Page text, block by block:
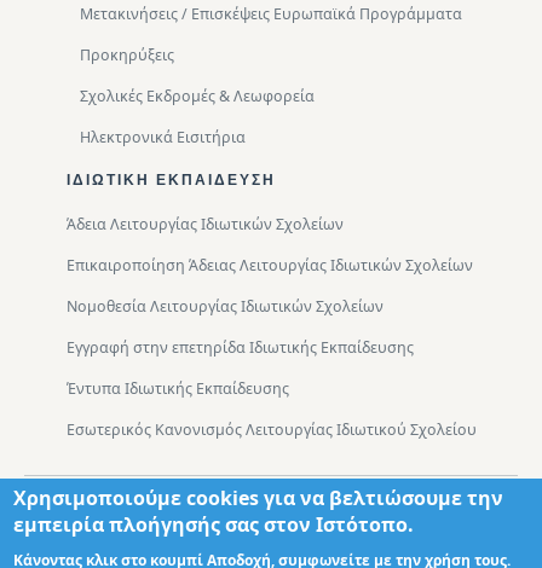
Μετακινήσεις / Επισκέψεις Ευρωπαϊκά Προγράμματα
Προκηρύξεις
Σχολικές Εκδρομές & Λεωφορεία
Ηλεκτρονικά Εισιτήρια
ΙΔΙΩΤΙΚΉ ΕΚΠΑΊΔΕΥΣΗ
Άδεια Λειτουργίας Ιδιωτικών Σχολείων
Επικαιροποίηση Άδειας Λειτουργίας Ιδιωτικών Σχολείων
Νομοθεσία Λειτουργίας Ιδιωτικών Σχολείων
Εγγραφή στην επετηρίδα Ιδιωτικής Εκπαίδευσης
Έντυπα Ιδιωτικής Εκπαίδευσης
Εσωτερικός Κανονισμός Λειτουργίας Ιδιωτικού Σχολείου
Footer
Τμήματα Χάρτης Πρόσβασης
Χρησιμοποιούμε cookies για να βελτιώσουμε την
εμπειρία πλοήγησής σας στον Ιστότοπο.
Κάνοντας κλικ στο κουμπί Αποδοχή, συμφωνείτε με την χρήση τους.